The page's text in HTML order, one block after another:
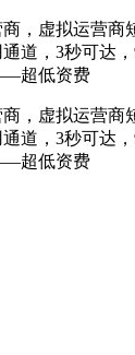
，虚拟运营商
道，3秒可达
超低资费
，虚拟运营商
道，3秒可达
超低资费